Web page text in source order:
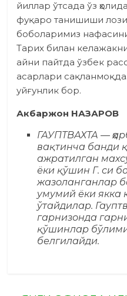
йиллар ўтсада ўз
фуқаро танишиши
боболаримиз
Тарих билан
айни пайтда ўзбек
асарлари
уйғунлик бор.
Акбаржон НАЗАРОВ
ГАУПТВАХТА —
вақтинча банди
ажратилган
ёки қўшин Г. си
жазоланганлар
умумий ёки якка
ўтайдилар.
гарнизонда
қўшинлар
белгилайди.